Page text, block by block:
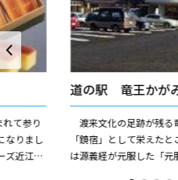
て参り
なりまし
ズ近江の
道の駅 竜王かが
渡来文化の足跡が残る
「鏡宿」として栄えた
は源義経が元服した「元